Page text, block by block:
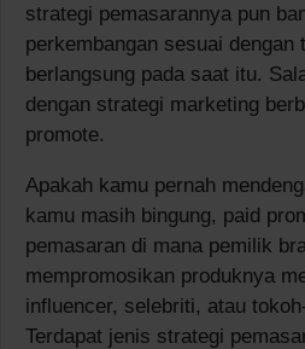
strategi pemasarannya pun
perkembangan sesuai dengan
berlangsung pada saat itu.
dengan strategi marketing
promote.
Apakah kamu pernah
kamu masih bingung, paid
pemasaran di mana pemilik
mempromosikan produknya
influencer, selebriti, atau
Terdapat jenis strategi